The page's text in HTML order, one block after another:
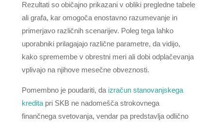
Rezultati so običajno prikazani v obliki pregledne tabele
ali grafa, kar omogoča enostavno razumevanje in
primerjavo različnih scenarijev. Poleg tega lahko
uporabniki prilagajajo različne parametre, da vidijo,
kako spremembe v obrestni meri ali dobi odplačevanja
vplivajo na njihove mesečne obveznosti.
Pomembno je poudariti, da izračun stanovanjskega
kreditapri SKB ne nadomešča strokovnega
finančnega svetovanja, vendar pa predstavlja odlično